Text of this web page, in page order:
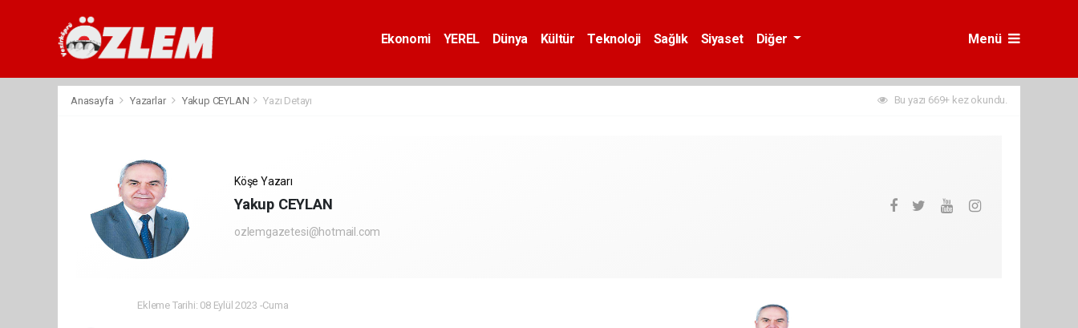
Ekonomi YEREL Dünya Kültür Teknoloji Sağlık Siyaset Diğer Menü
Anasayfa Yazarlar Yakup CEYLAN Yazı Detayı Bu yazı 669+ kez okundu.
Köşe Yazarı
Yakup CEYLAN
ozlemgazetesi@hotmail.com
Ekleme Tarihi: 08 Eylül 2023 -Cuma